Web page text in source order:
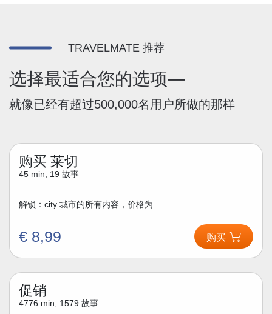
TRAVELMATE 推荐
选择最适合您的选项—
就像已经有超过500,000名用户所做的那样
购买 莱切
45 min, 19 故事
解锁：city 城市的所有内容，价格为
€ 8,99 购买
促销
4776 min, 1579 故事